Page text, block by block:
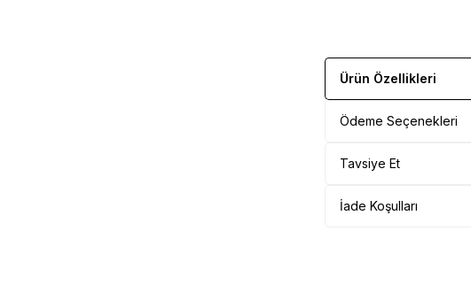
Ürün Özellikleri
Ödeme Seçenekleri
Tavsiye Et
İade Koşulları